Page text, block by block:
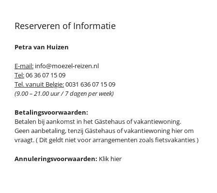
Reserveren of Informatie
Petra van Huizen
E-mail: info@moezel-reizen.nl
Tel:06 36 07 15 09
Tel. vanuit Belgie:0031 636 07 15 09
(9.00 – 21.00 uur / 7 dagen per week)
Betalingsvoorwaarden:
Betalen bij aankomst in het Gästehaus of vakantiewoning.
Geen aanbetaling, tenzij Gästehaus of vakantiewoning hier om
vraagt. ( Dit geldt niet voor arrangementen zoals fietsvakanties )
Annuleringsvoorwaarden: Klik hier